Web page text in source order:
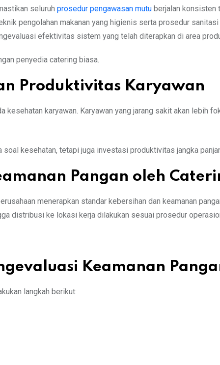
seluruh prosedur pengawasan mutu berjalan konsisten
pengolahan makanan yang higienis serta prosedur sanitasi
efektivitas sistem yang telah diterapkan di area
penyedia catering biasa.
Produktivitas Karyawan
kesehatan karyawan. Karyawan yang jarang sakit akan lebih
soal kesehatan, tetapi juga investasi produktivitas jangka
Pangan oleh
menerapkan standar kebersihan dan keamanan
distribusi ke lokasi kerja dilakukan sesuai prosedur
Keamanan
langkah berikut: